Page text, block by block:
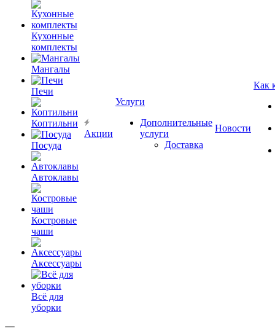
Кухонные
комплекты
Мангалы
Печи
Коптильни
Посуда
Автоклавы
Костровые
чаши
Аксессуары
Всё для
уборки
Акции
Услуги
Дополнительные
услуги
Доставка
Новости
Как